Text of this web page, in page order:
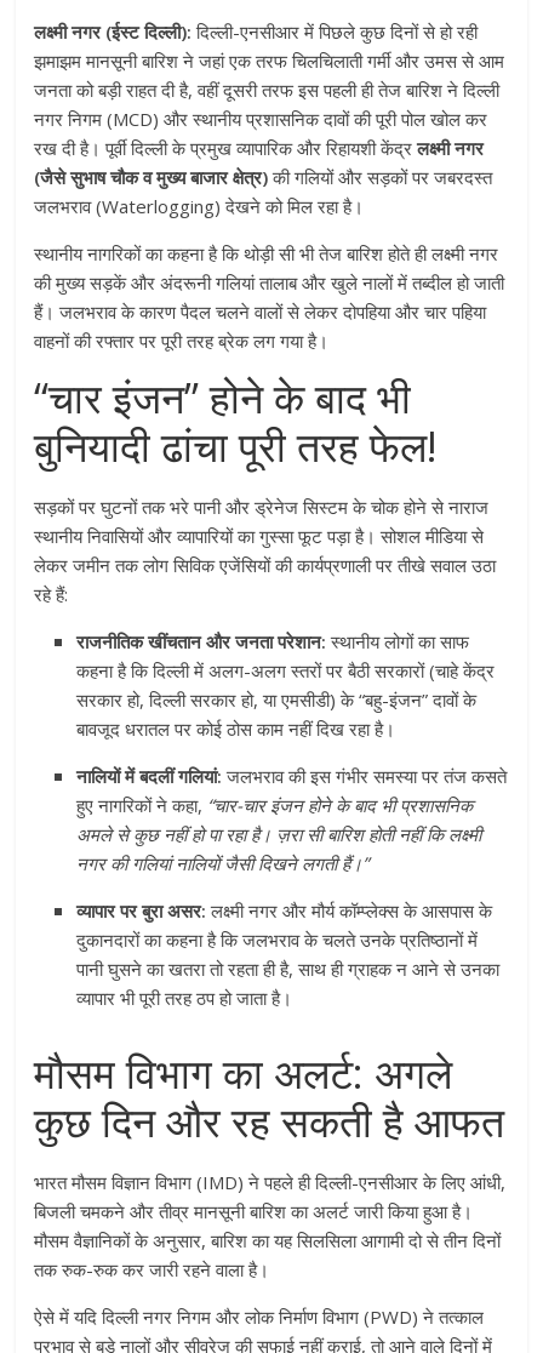
लक्ष्मी नगर (ईस्ट दिल्ली): दिल्ली-एनसीआर में पिछले कुछ दिनों से हो रही
झमाझम मानसूनी बारिश ने जहां एक तरफ चिलचिलाती गर्मी और उमस से आम
जनता को बड़ी राहत दी है, वहीं दूसरी तरफ इस पहली ही तेज बारिश ने दिल्ली
नगर निगम (MCD) और स्थानीय प्रशासनिक दावों की पूरी पोल खोल कर
रख दी है। पूर्वी दिल्ली के प्रमुख व्यापारिक और रिहायशी केंद्रलक्ष्मी नगर
(जैसे सुभाष चौक व मुख्य बाजार क्षेत्र)की गलियों और सड़कों पर जबरदस्त
जलभराव (Waterlogging) देखने को मिल रहा है।
स्थानीय नागरिकों का कहना है कि थोड़ी सी भी तेज बारिश होते ही लक्ष्मी नगर
की मुख्य सड़कें और अंदरूनी गलियां तालाब और खुले नालों में तब्दील हो जाती
हैं। जलभराव के कारण पैदल चलने वालों से लेकर दोपहिया और चार पहिया
वाहनों की रफ्तार पर पूरी तरह ब्रेक लग गया है।
“चार इंजन” होने के बाद भी
बुनियादी ढांचा पूरी तरह फेल!
सड़कों पर घुटनों तक भरे पानी और ड्रेनेज सिस्टम के चोक होने से नाराज
स्थानीय निवासियों और व्यापारियों का गुस्सा फूट पड़ा है। सोशल मीडिया से
लेकर जमीन तक लोग सिविक एजेंसियों की कार्यप्रणाली पर तीखे सवाल उठा
रहे हैं:
राजनीतिक खींचतान और जनता परेशान: स्थानीय लोगों का साफ
कहना है कि दिल्ली में अलग-अलग स्तरों पर बैठी सरकारों (चाहे केंद्र
सरकार हो, दिल्ली सरकार हो, या एमसीडी) के “बहु-इंजन” दावों के
बावजूद धरातल पर कोई ठोस काम नहीं दिख रहा है।
नालियों में बदलीं गलियां: जलभराव की इस गंभीर समस्या पर तंज कसते
हुए नागरिकों ने कहा, “चार-चार इंजन होने के बाद भी प्रशासनिक
अमले से कुछ नहीं हो पा रहा है। ज़रा सी बारिश होती नहीं कि लक्ष्मी
नगर की गलियां नालियों जैसी दिखने लगती हैं।”
व्यापार पर बुरा असर: लक्ष्मी नगर और मौर्य कॉम्प्लेक्स के आसपास के
दुकानदारों का कहना है कि जलभराव के चलते उनके प्रतिष्ठानों में
पानी घुसने का खतरा तो रहता ही है, साथ ही ग्राहक न आने से उनका
व्यापार भी पूरी तरह ठप हो जाता है।
मौसम विभाग का अलर्ट: अगले
कुछ दिन और रह सकती है आफत
भारत मौसम विज्ञान विभाग (IMD) ने पहले ही दिल्ली-एनसीआर के लिए आंधी,
बिजली चमकने और तीव्र मानसूनी बारिश का अलर्ट जारी किया हुआ है।
मौसम वैज्ञानिकों के अनुसार, बारिश का यह सिलसिला आगामी दो से तीन दिनों
तक रुक-रुक कर जारी रहने वाला है।
ऐसे में यदि दिल्ली नगर निगम और लोक निर्माण विभाग (PWD) ने तत्काल
प्रभाव से बड़े नालों और सीवरेज की सफाई नहीं कराई, तो आने वाले दिनों में